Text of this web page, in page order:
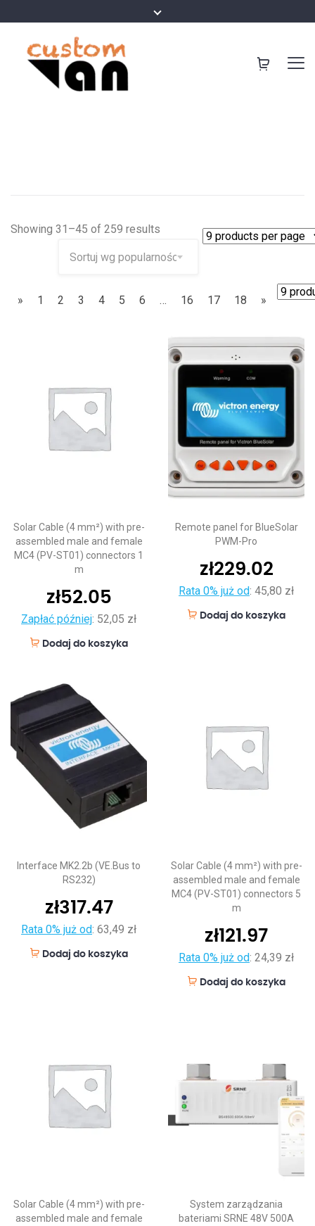
Showing 31–45 of 259 results
» 1 2 3 4 5 6 … 16 17 18 »
Solar Cable (4 mm²) with pre-
assembled male and female
MC4 (PV-ST01) connectors 1
m
zł52.05
Zapłać później: 52,05 zł
Dodaj do koszyka
Remote panel for BlueSolar
PWM-Pro
zł229.02
Rata 0% już od: 45,80 zł
Dodaj do koszyka
Interface MK2.2b (VE.Bus to
RS232)
zł317.47
Rata 0% już od: 63,49 zł
Dodaj do koszyka
Solar Cable (4 mm²) with pre-
assembled male and female
MC4 (PV-ST01) connectors 5
m
zł121.97
Rata 0% już od: 24,39 zł
Dodaj do koszyka
Solar Cable (4 mm²) with pre-
assembled male and female
System zarządzania
bateriami SRNE 48V 500A